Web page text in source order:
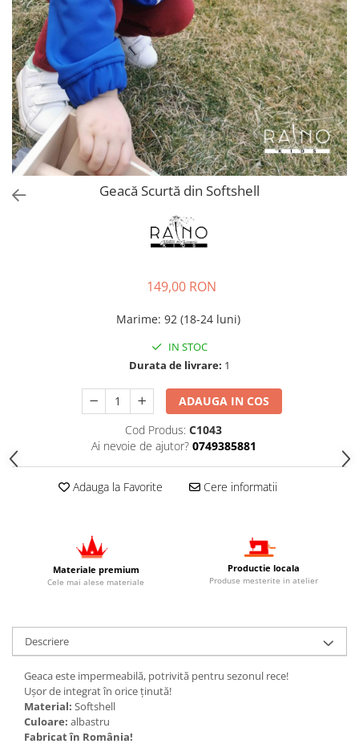
Baieti
Fetite
DE INVELIT/PERNE
FETITE
Bluze
Palton/Cape
Rochii Bumbac
Rochii Festive
Salopeta
Sport
Geacă Scurtă din Softshell
149,00 RON
Marime: 92 (18-24 luni)
IN STOC
Durata de livrare: 1
ADAUGA IN COS
Cod Produs: C1043
Ai nevoie de ajutor? 0749385881
Adauga la Favorite Cere informatii
Materiale premium
Cele mai alese materiale
Productie locala
Produse mesterite in atelier
Descriere
Geaca este impermeabilă, potrivită pentru sezonul rece!
Ușor de integrat în orice ținută!
Material: Softshell
Culoare: albastru
Fabricat în România!